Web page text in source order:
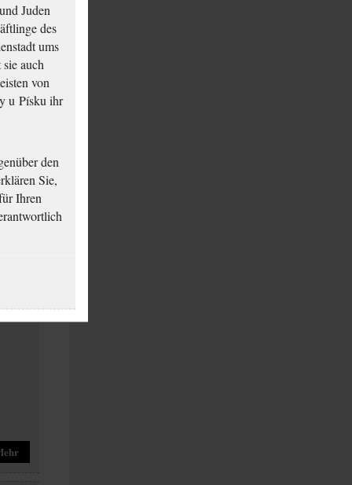
Juden
des
ums
auch
von
u Písku ihr
den
Sie,
Ihren